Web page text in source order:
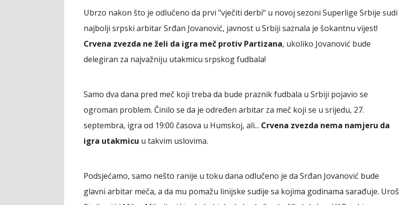
Ubrzo nakon što je odlučeno da prvi "vječiti derbi" u novoj sezoni Superlige Srbije sudi
najbolji srpski arbitar Srđan Jovanović, javnost u Srbiji saznala je šokantnu vijest!
Crvena zvezda ne želi da igra meč protiv Partizana, ukoliko Jovanović bude
delegiran za najvažniju utakmicu srpskog fudbala!
Samo dva dana pred meč koji treba da bude praznik fudbala u Srbiji pojavio se
ogroman problem. Činilo se da je određen arbitar za meč koji se u srijedu, 27.
septembra, igra od 19:00 časova u Humskoj, ali... Crvena zvezda nema namjeru da
igra utakmicu u takvim uslovima.
Podsjećamo, samo nešto ranije u toku dana odlučeno je da Srđan Jovanović bude
glavni arbitar meča, a da mu pomažu linijske sudije sa kojima godinama sarađuje. Uroš